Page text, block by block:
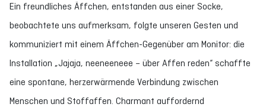
Ein freundliches Äffchen, entstanden aus einer Socke,
beobachtete uns aufmerksam, folgte unseren Gesten und
kommuniziert mit einem Äffchen-Gegenüber am Monitor: die
Installation „Jajaja, neeneeneee – über Affen reden“ schaffte
eine spontane, herzerwärmende Verbindung zwischen
Menschen und Stoffaffen. Charmant auffordernd